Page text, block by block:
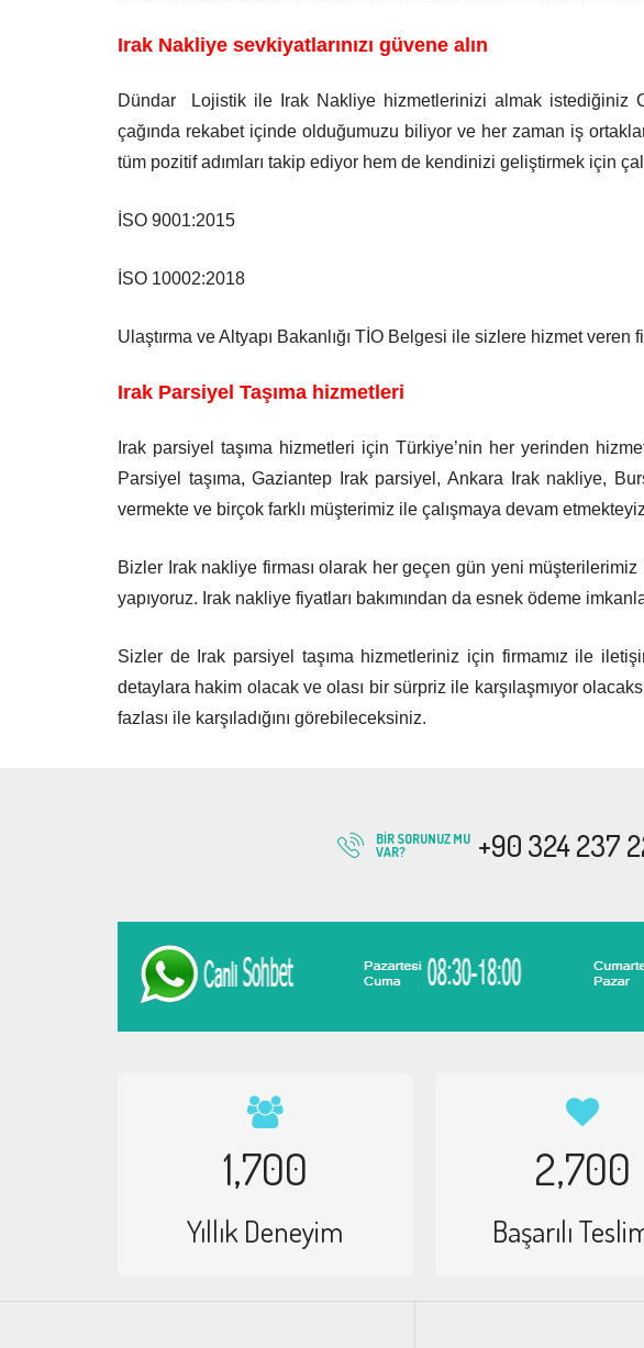
Irak Nakliye sevkiyatlarınızı güvene alın
Dündar Lojistik ile Irak Nakliye hizmetlerinizi almak istediğiniz
çağında rekabet içinde olduğumuzu biliyor ve her zaman iş
tüm pozitif adımları takip ediyor hem de kendinizi geliştirmek için
İSO 9001:2015
İSO 10002:2018
Ulaştırma ve Altyapı Bakanlığı TİO Belgesi ile sizlere hizmet veren
Irak Parsiyel Taşıma hizmetleri
Irak parsiyel taşıma hizmetleri için Türkiye’nin her yerinden
Parsiyel taşıma, Gaziantep Irak parsiyel, Ankara Irak nakliye,
vermekte ve birçok farklı müşterimiz ile çalışmaya devam
Bizler Irak nakliye firması olarak her geçen gün yeni
yapıyoruz. Irak nakliye fiyatları bakımından da esnek ödeme
Sizler de Irak parsiyel taşıma hizmetleriniz için firmamız ile
detaylara hakim olacak ve olası bir sürpriz ile karşılaşmıyor
fazlası ile karşıladığını görebileceksiniz.
BIR SORUNUZ MU
VAR?
+90 324 237
1,700
Yıllık Deneyim
2,700
Başarılı